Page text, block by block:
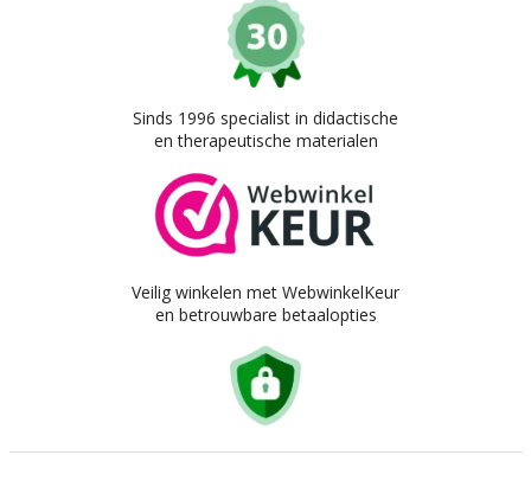
Sinds 1996 specialist in didactische
en therapeutische materialen
Veilig winkelen met WebwinkelKeur
en betrouwbare betaalopties